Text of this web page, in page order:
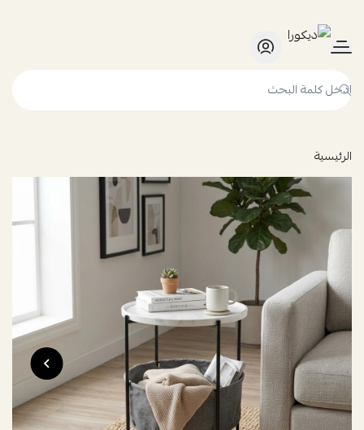
ديكورا
الرئيسية